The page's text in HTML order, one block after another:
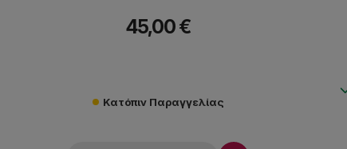
45,00 €
Κατόπιν Παραγγελίας